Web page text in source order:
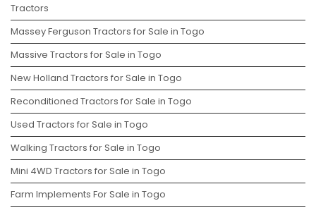
Tractors
Massey Ferguson Tractors for Sale in Togo
Massive Tractors for Sale in Togo
New Holland Tractors for Sale in Togo
Reconditioned Tractors for Sale in Togo
Used Tractors for Sale in Togo
Walking Tractors for Sale in Togo
Mini 4WD Tractors for Sale in Togo
Farm Implements For Sale in Togo